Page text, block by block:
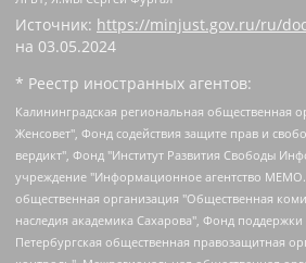
Источник: https://minjust.gov.ru/ru/
на 03.05.2024
* Реестр иностранных агентов:
Калининградская региональная общественная организация "Экозащита!-Женсовет", Фонд содействия защите прав и свобод граждан "Общественный вердикт", Фонд "Институт Развития Свободы Информации", Частное учреждение "Информационное агентство МЕМО. РУ", Региональная общественная организация "Общественная комиссия по сохранению наследия академика Сахарова", Фонд поддержки свободы прессы, Санкт-Петербургская общественная правозащитная организация "Гражданский контроль", Межрегиональная общественная организация "Информационно-просветительский центр "Мемориал", Региональный Фонд "Центр Защиты Прав Средств Массовой Информации", с 05.12.2023 Фонд "Центр Защиты Прав Средств массовой информации", Региональная общественная благотворительная организация помощи беженцам и мигрантам "Гражданское содействие", Негосударственное образовательное учреждение дополнительного профессионального образования (повышение квалификации) специалистов "АКАДЕМИЯ ПО ПРАВАМ ЧЕЛОВЕКА", Свердловская региональная общественная организация "Сутяжник", Автономная некоммерческая организация "Центр независимых социологических исследований", Союз общественных объединений "Российский исследовательский центр по правам человека", Региональное общественное учреждение научно-информационный центр "МЕМОРИАЛ", Некоммерческая организация "Фонд защиты гласности", Автономная некоммерческая организация "Институт прав человека", Городская общественная организация "Екатеринбургское общество "МЕМОРИАЛ", Городская общественная организация "Рязанское историко-просветительское и правозащитное общество "Мемориал" (Рязанский Мемориал), Челябинский региональный орган общественной самодеятельности – женское общественное объединение "Женщины Евразии", Челябинский региональный орган общественной самодеятельности "Уральская правозащитная группа", Фонд содействия защите здоровья и социальной справедливости имени Андрея Рылькова, Автономная Некоммерческая Организация "Аналитический Центр Юрия Левады", Автономная некоммерческая организация социальной поддержки населения "Проект Апрель", Региональная общественная организация помощи женщинам и детям, находящимся в кризисной ситуации "Информационно-методический центр "Анна", Фонд содействия развитию массовых коммуникаций и правовому просвещению "Так-так-Так", Фонд содействия устойчивому развитию "Серебряная тайга", Свердловский региональный общественный фонд социальных проектов "Новое время", "Idel.Реалии", Кавказ.Реалии, Крым.Реалии, Телеканал Настоящее Время, Татаро-башкирская служба Радио Свобода (Azatliq Radiosi), Радио Свободная Европа/Радио Свобода (PCE/PC), "Сибирь.Реалии", "Фактограф", Благотворительный фонд помощи осужденным и их семьям, Автономная некоммерческая организация "Институт глобализации и социальных движений", Фонд "В защиту прав заключенных", Частное учреждение "Центр поддержки и содействия развитию средств массовой информации", Пензенский региональный общественный благотворительный фонд "Гражданский союз", "Север.Реалии", Некоммерческая организация Фонд "Правовая инициатива", Общество с ограниченной ответственностью "Радио Свободная Европа/Радио Свобода", Чешское информационное агентство "MEDIUM-ORIENT", Красноярская региональная общественная организация "Мы против СПИДа", Камалягин Денис Николаевич, Маркелов Сергей Евгеньевич, Пономарев Лев Александрович, Савицкая Людмила Алексеевна, Автономная некоммерческая организация "Центр по работе с проблемой насилия "НАСИЛИЮ.НЕТ", Межрегиональный профессиональный союз работников здравоохранения "Альянс врачей", Юридическое лицо, зарегистрированное в Латвийской Республике, SIA "Medusa Project" (регистрационный номер 40103797863, дата регистрации 10.06.2014), Некоммерческая организация "Фонд по борьбе с коррупцией", Автономная некоммерческая организация "Институт права и публичной политики", Баданин Роман Сергеевич, Гликин Максим Александрович, Железнова Мария Михайловна, Лукьянова Юлия Сергеевна, Маетная Елизавета Витальевна, Маняхин Петр Борисович, Чуракова Ольга Владимировна, Ярош Юлия Петровна, Юридическое лицо "The Insider SIA", зарегистрированное в Риге, Латвийская Республика (дата регистрации 26.06.2015), являющееся администратором доменного имени интернет-издания "The Insider SIA", https://theins.ru, Постернак Алексей Евгеньевич, Рубин Михаил Аркадьевич, Анин Роман Александрович, Юридическое лицо Istories fonds, зарегистрированное в Латвийской Республике (регистрационный номер 50008295751, дата регистрации 24.02.2020), Великовский Дмитрий Александрович, Долинина Ирина Николаевна, Мароховская Алеся Алексеевна, Шлейнов Роман Юрьевич, Шмагун Олеся Валентиновна, Общество с ограниченной ответственностью "Альтаир 2021", Общество с ограниченной ответственностью "Вега 2021", Общество с ограниченной ответственностью "Главный редактор 2021", Общество с ограниченной ответственностью "Ромашки монолит", Важенков Артем Валерьевич, Ивановская областная общественная организация "Центр гендерных исследований", Гурман Юрий Альбертович, Медиапроект "ОВД-Инфо", Егоров Владимир Владимирович, Жилинский Владимир Александрович, Общество с ограниченной ответственностью "ЗП", Иванова София Юрьевна, Карезина Инна Павловна, Кильтау Екатерина Викторовна, Петров Алексей Викторович, Пискунов Сергей Евгеньевич, Смирнов Сергей Сергеевич, Тихонов Михаил Сергеевич, Общество с ограниченной ответственностью "ЖУРНАЛИСТ-ИНОСТРАННЫЙ АГЕНТ", Арапова Галина Юрьевна, Вольтская Татьяна Анатольевна, Американская компания "Mason G.E.S. Anonymous Foundation" (США), являющаяся владельцем интернет-издания https://mnews.world/, Компания "Stichting Bellingcat", зарегистрированная в Нидерландах (дата регистрации 11.07.2018), Захаров Андрей Вячеславович, Клепиковская Екатерина Дмитриевна, Общество с ограниченной ответственностью "МЕМО", Перл Роман Александрович, Симонов Евгений Алексеевич, Соловьева Елена Анатольевна, Сотников Даниил Владимирович, Сурначева Елизавета Дмитриевна, Автономная некоммерческая организация по защите прав человека и информированию населения "Якутия – Наше Мнение", Общество с ограниченной ответственностью "Москоу диджитал медиа", с 26.01.2023 Общество с ограниченной ответственностью "Чайка Белые сады", Ветошкина Валерия Валерьевна, Заговора Максим Александрович, Межрегиональное общественное движение "Российская ЛГБТ - сеть", Оленичев Максим Владимирович, Павлов Иван Юрьевич, Скворцова Елена Сергеевна, Общество с ограниченной ответственностью "Как бы инагент", Кочетков Игорь Викторович, Общество с ограниченной ответственностью "Честные выборы", Еланчик Олег Александрович, Общество с ограниченной ответственностью "Нобелевский